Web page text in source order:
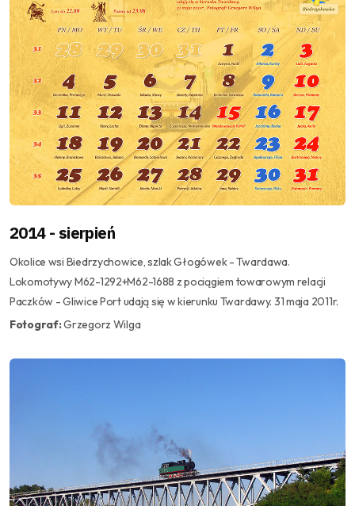
2014 - sierpień
Okolice wsi Biedrzychowice, szlak Głogówek - Twardawa.
Lokomotywy M62-1292+M62-1688 z pociągiem towarowym relacji
Paczków - Gliwice Port udają się w kierunku Twardawy. 31 maja 2011r.
Fotograf:Grzegorz Wilga